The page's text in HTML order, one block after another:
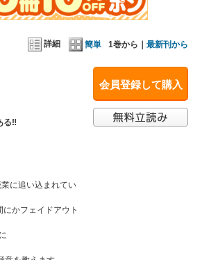
詳細 簡単 1巻から｜ 最新刊から
会員登録して購入
る‼
に追い込まれてい
かフェイドアウト